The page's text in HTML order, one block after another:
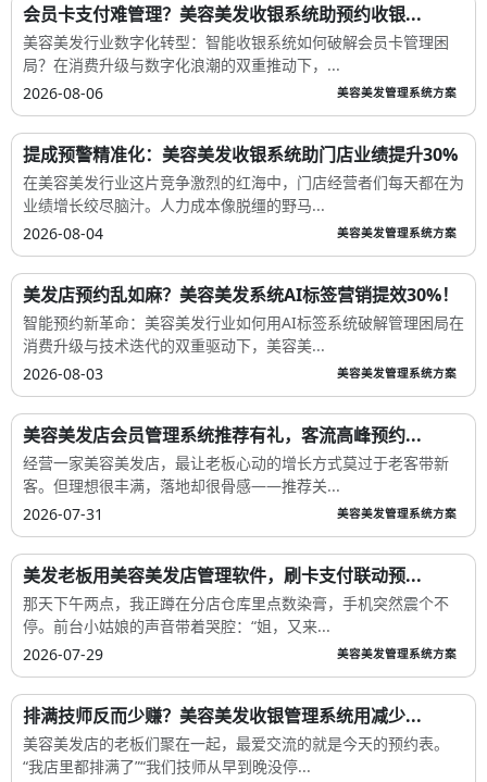
会员卡支付难管理？美容美发收银系统助预约收银...
美容美发行业数字化转型：智能收银系统如何破解会员卡管理困
局？在消费升级与数字化浪潮的双重推动下，...
2026-08-06
美容美发管理系统方案
提成预警精准化：美容美发收银系统助门店业绩提升30%
在美容美发行业这片竞争激烈的红海中，门店经营者们每天都在为
业绩增长绞尽脑汁。人力成本像脱缰的野马...
2026-08-04
美容美发管理系统方案
美发店预约乱如麻？美容美发系统AI标签营销提效30%！
智能预约新革命：美容美发行业如何用AI标签系统破解管理困局在
消费升级与技术迭代的双重驱动下，美容美...
2026-08-03
美容美发管理系统方案
美容美发店会员管理系统推荐有礼，客流高峰预约...
经营一家美容美发店，最让老板心动的增长方式莫过于老客带新
客。但理想很丰满，落地却很骨感——推荐关...
2026-07-31
美容美发管理系统方案
美发老板用美容美发店管理软件，刷卡支付联动预...
那天下午两点，我正蹲在分店仓库里点数染膏，手机突然震个不
停。前台小姑娘的声音带着哭腔：“姐，又来...
2026-07-29
美容美发管理系统方案
排满技师反而少赚？美容美发收银管理系统用减少...
美容美发店的老板们聚在一起，最爱交流的就是今天的预约表。
“我店里都排满了”“我们技师从早到晚没停...